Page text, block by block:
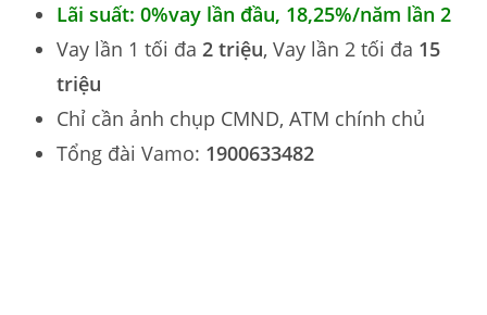
Lãi suất: 0%vay lần đầu, 18,25%/năm lần 2
Vay lần 1 tối đa2 triệu, Vay lần 2 tối đa 15
triệu
Chỉ cần ảnh chụp CMND, ATM chính chủ
Tổng đài Vamo: 1900633482